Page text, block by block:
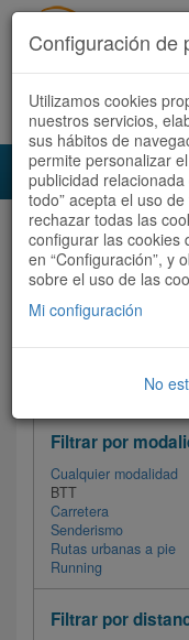
Acceder
Audioruta Todas las rutas
Todas las
Filtrar las rutas
Filtrar por
Cualquier modalidad
BTT
Carretera
Senderismo
Rutas urbanas a pie
Running
Filtrar por
Configuración de
Utilizamos cookies
nuestros servicios,
sus hábitos de
permite personalizar
publicidad
todo” acepta el uso
rechazar todas las
configurar las cookies
en “Configuración”, y
sobre el uso de las
Mi configuración
No